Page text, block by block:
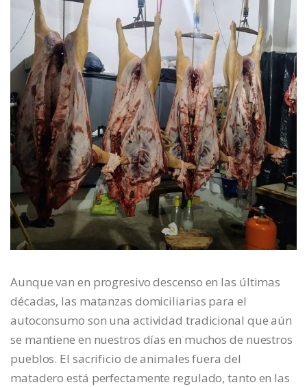
Aunque van en progresivo descenso en las últimas
décadas, las matanzas domiciliarias para el
autoconsumo son una actividad tradicional que aún
se mantiene en nuestros días en muchos de nuestros
pueblos. El sacrificio de animales fuera del
matadero está perfectamente regulado, tanto en las